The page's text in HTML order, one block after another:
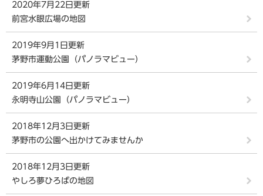
2020年7月22日更新
前宮水眼広場の地図
2019年9月1日更新
茅野市運動公園（パノラマビュー）
2019年6月14日更新
永明寺山公園（パノラマビュー）
2018年12月3日更新
茅野市の公園へ出かけてみませんか
2018年12月3日更新
やしろ夢ひろばの地図